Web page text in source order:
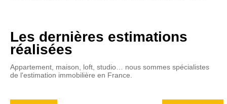
Les dernières estimations
réalisées
Appartement, maison, loft, studio… nous sommes spécialistes
de l'estimation immobilière en France.